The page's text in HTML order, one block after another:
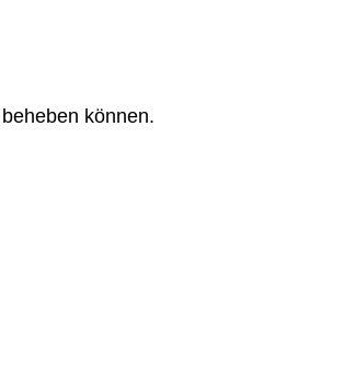
können.